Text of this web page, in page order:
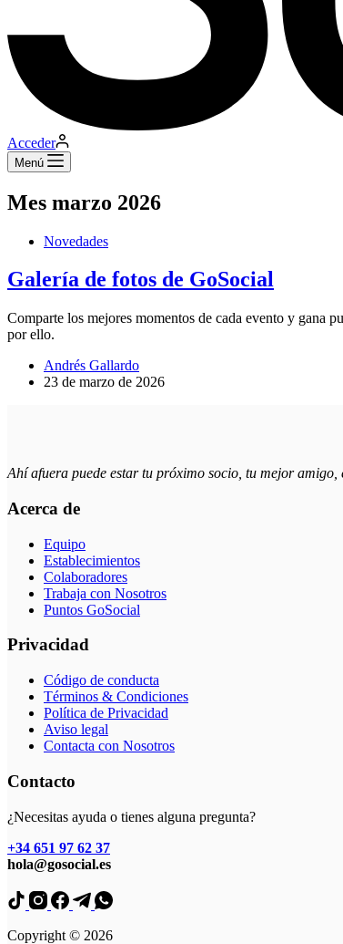
Acceder
Menú
Mes marzo 2026
Novedades
Galería de fotos de GoSocial
Comparte los mejores momentos de cada evento y gana
por ello.
Andrés Gallardo
23 de marzo de 2026
Ahí afuera puede estar tu próximo socio, tu mejor
Acerca de
Equipo
Establecimientos
Colaboradores
Trabaja con Nosotros
Puntos GoSocial
Privacidad
Código de conducta
Términos & Condiciones
Política de Privacidad
Aviso legal
Contacta con Nosotros
Contacto
¿Necesitas ayuda o tienes alguna pregunta?
+34 651 97 62 37
hola@gosocial.es
Copyright © 2026